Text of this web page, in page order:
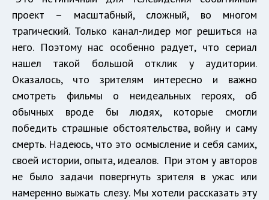
проект – масштабный, сложный, во многом
трагический. Только канал-лидер мог решиться на
него. Поэтому нас особенно радует, что сериал
нашел такой большой отклик у аудитории.
Оказалось, что зрителям интересно и важно
смотреть фильмы о неидеальных героях, об
обычных вроде бы людях, которые смогли
победить страшные обстоятельства, войну и саму
смерть. Надеюсь, что это осмысление и себя самих,
своей истории, опыта, идеалов. При этом у авторов
не было задачи повергнуть зрителя в ужас или
намеренно выжать слезу. Мы хотели рассказать эту